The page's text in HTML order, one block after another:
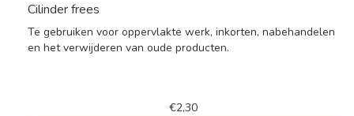
Cilinder frees
Te gebruiken voor oppervlakte werk, inkorten, nabehandelen
en het verwijderen van oude producten.
€2,30